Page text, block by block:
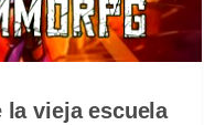
la vieja escuela